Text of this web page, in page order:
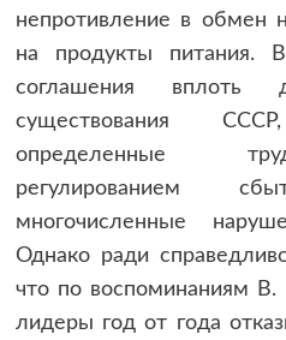
непротивление в обмен
на продукты питания.
соглашения
существования
определенные
регулированием
многочисленные
Однако ради
что по воспоминаниям В.
лидеры год от года